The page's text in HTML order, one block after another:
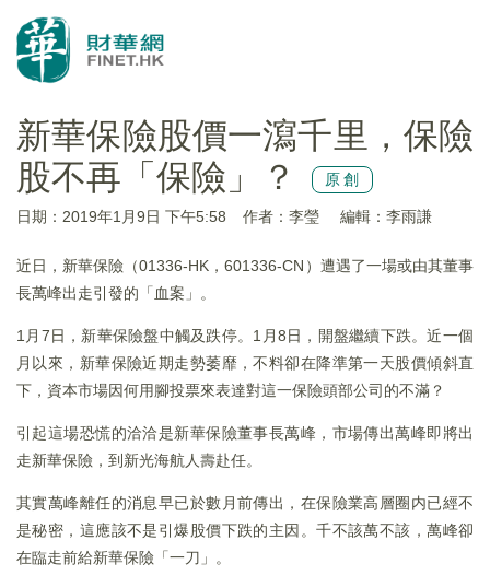
新華保險股價一瀉千里，保險
股不再「保險」？
原創
日期：2019年1月9日 下午5:58 作者：李瑩 編輯：李雨謙
近日，新華保險（01336-HK，601336-CN）遭遇了一場或由其董事
長萬峰出走引發的「血案」。
1月7日，新華保險盤中觸及跌停。1月8日，開盤繼續下跌。近一個
月以來，新華保險近期走勢萎靡，不料卻在降準第一天股價傾斜直
下，資本市場因何用腳投票來表達對這一保險頭部公司的不滿？
引起這場恐慌的洽洽是新華保險董事長萬峰，市場傳出萬峰即將出
走新華保險，到新光海航人壽赴任。
其實萬峰離任的消息早已於數月前傳出，在保險業高層圈内已經不
是秘密，這應該不是引爆股價下跌的主因。千不該萬不該，萬峰卻
在臨走前給新華保險「一刀」。